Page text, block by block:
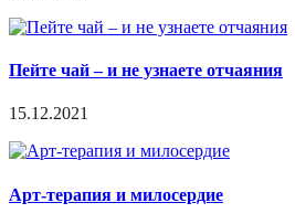
Пейте чай – и не узнаете отчаяния
15.12.2021
Арт-терапия и милосердие